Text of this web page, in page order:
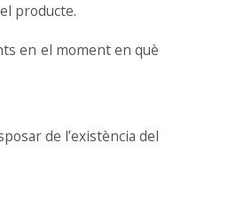
producte.
en el moment en què
de l’existència del